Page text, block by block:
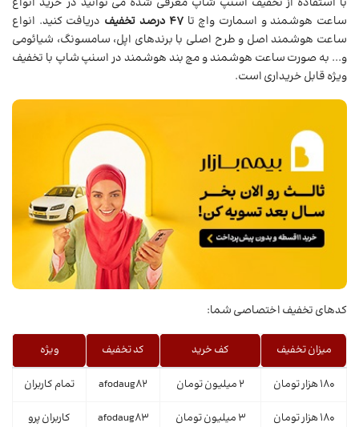
ساعت هوشمند و اسمارت واچ تا 47 درصد تخفیف
دریافت کنید. انواع
ساعت هوشمند اصل و طرح اصلی با برندهای اپل، سامسونگ، شیائومی
و... به صورت ساعت هوشمند و مچ بند هوشمند در اسنپ شاپ با تخفیف
ویژه قابل خریداری است.
کدهای تخفیف اختصاصی شما:
میزان تخفیف کف خرید کد تخفیف ویژه
180 هزار تومان 2 میلیون تومان afodaug82 تمام کاربران
180 هزار تومان 3 میلیون تومان afodaug83 کاربران پرو